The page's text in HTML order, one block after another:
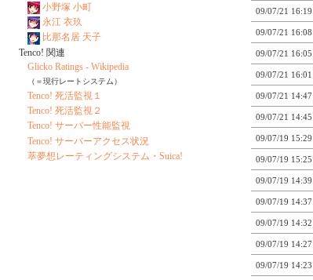
09/07/21 16:19
09/07/21 16:08
09/07/21 16:05
09/07/21 16:01
09/07/21 14:47
09/07/21 14:45
09/07/19 15:29
09/07/19 15:25
09/07/19 14:39
09/07/19 14:37
09/07/19 14:32
09/07/19 14:27
09/07/19 14:23
小野塚 小町
永江 衣玖
比那名居 天子
Tenco! 関連
Glicko Ratings - Wikipedia
（＝現行レートシステム）
Tenco! 死活監視１
Tenco! 死活監視２
Tenco! サーバー性能監視
Tenco! サーバーアクセス状況
萃夢想レーティングシステム・Suica!